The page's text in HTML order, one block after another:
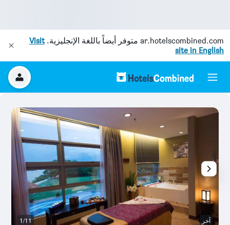
ar.hotelscombined.com متوفر أيضاً باللغة الإنجليزية.Visit
site in English
آخر 1/11